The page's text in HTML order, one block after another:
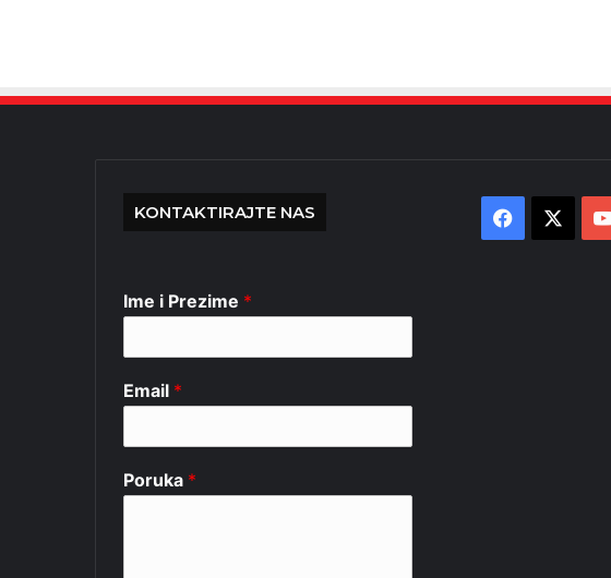
KONTAKTIRAJTE NAS
Ime i Prezime *
Email *
Poruka *
Facebook